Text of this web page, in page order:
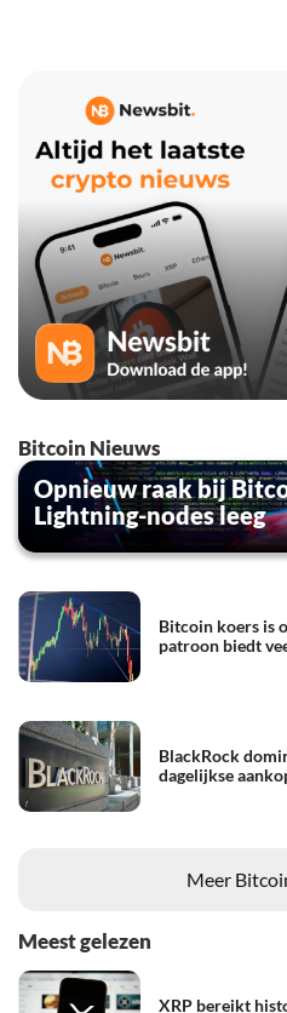
Bitcoin Nieuws
Opnieuw raak bij
Lightning-nodes leeg
Bitcoin koers is
patroon biedt
BlackRock
dagelijkse
Meer
Meest gelezen
XRP bereikt